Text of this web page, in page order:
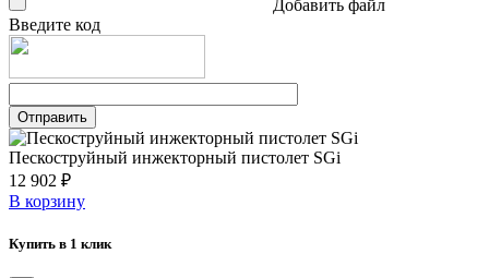
Добавить файл
Введите код
Пескоструйный инжекторный пистолет SGi
12 902 ₽
В корзину
Купить в 1 клик